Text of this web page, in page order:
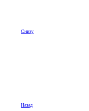
Снизу
Назад